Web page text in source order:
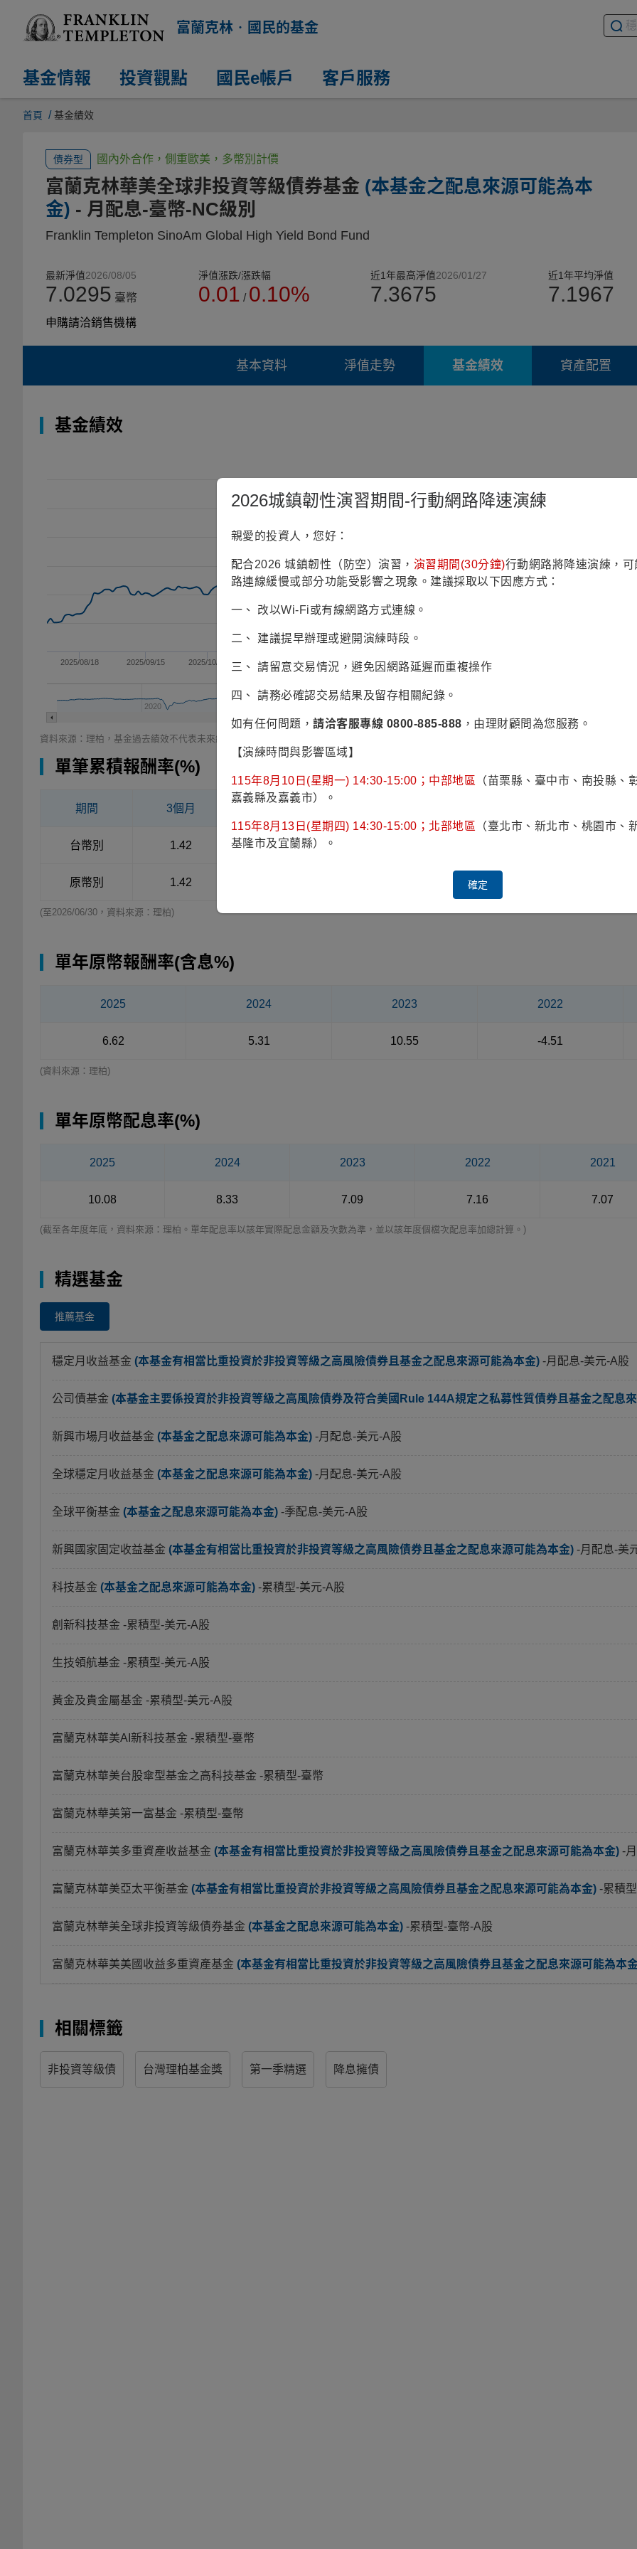
富蘭克林‧國民的基金
搜尋
請輸
基金情報 投資觀點 國民e帳戶 客戶服務
首頁 / 基金績效
債券型 國內外合作，側重歐美，多幣別計價
富蘭克林華美全球非投資等級債券基金 (本基金之配息來源可能為本
金) - 月配息-臺幣-NC級別
Franklin Templeton SinoAm Global High Yield Bond Fund
最新淨值2026/08/05
7.0295 臺幣
淨值漲跌/漲跌幅
0.01 / 0.10%
近1年最高淨值2026/01/27
7.3675
近1年平均淨值
7.1967
申購請洽銷售機構
基本資料 淨值走勢 基金績效 資產配置
基金績效
2020
2025/08/18 2025/09/15 2025/10/13 2025/11/10 2025/12/08 2026/01/05 2026/02/02
資料來源：理柏，基金過去績效不代表未來績效之表現。
單筆累積報酬率(%)
期間 3個月
台幣別 1.42 0.97
原幣別 1.42 10.21
(至2026/06/30，資料來源：理柏)
單年原幣報酬率(含息%)
2025 2024 2023 2022
6.62 5.31 10.55 -4.51
(資料來源：理柏)
單年原幣配息率(%)
2025 2024 2023 2022 2021
10.08 8.33 7.09 7.16 7.07
(截至各年度年底，資料來源：理柏。單年配息率以該年實際配息金額及次數為準，並以該年度個檔次配息率加總計算。)
精選基金
推薦基金
穩定月收益基金 (本基金有相當比重投資於非投資等級之高風險債券且基金之配息來源可能為本金) -月配息-美元-A股
公司債基金 (本基金主要係投資於非投資等級之高風險債券及符合美國Rule 144A規定之私募性質債券且基金之配息
新興市場月收益基金 (本基金之配息來源可能為本金) -月配息-美元-A股
全球穩定月收益基金 (本基金之配息來源可能為本金) -月配息-美元-A股
全球平衡基金 (本基金之配息來源可能為本金) -季配息-美元-A股
新興國家固定收益基金 (本基金有相當比重投資於非投資等級之高風險債券且基金之配息來源可能為本金) -月配息-美
科技基金 (本基金之配息來源可能為本金) -累積型-美元-A股
創新科技基金 -累積型-美元-A股
生技領航基金 -累積型-美元-A股
黃金及貴金屬基金 -累積型-美元-A股
富蘭克林華美AI新科技基金 -累積型-臺幣
富蘭克林華美台股傘型基金之高科技基金 -累積型-臺幣
富蘭克林華美第一富基金 -累積型-臺幣
富蘭克林華美多重資產收益基金 (本基金有相當比重投資於非投資等級之高風險債券且基金之配息來源可能為本金) -
富蘭克林華美亞太平衡基金 (本基金有相當比重投資於非投資等級之高風險債券且基金之配息來源可能為本金) -累積
富蘭克林華美全球非投資等級債券基金 (本基金之配息來源可能為本金) -累積型-臺幣-A股
富蘭克林華美美國收益多重資產基金 (本基金有相當比重投資於非投資等級之高風險債券且基金之配息來源可能為本
相關標籤
非投資等級債 台灣理柏基金獎 第一季精選 降息擁債
2026城鎮韌性演習期間-行動網路降速演練
親愛的投資人，您好：
配合2026 城鎮韌性（防空）演習， 演習期間(30分鐘)行動網路將降速演練，可
路連線緩慢或部分功能受影響之現象。建議採取以下因應方式：
一、 改以Wi-Fi或有線網路方式連線。
二、 建議提早辦理或避開演練時段。
三、 請留意交易情況，避免因網路延遲而重複操作
四、 請務必確認交易結果及留存相關紀錄。
如有任何問題， 請洽客服專線 0800-885-888 ，由理財顧問為您服務。
【演練時間與影響區域】
115年8月10日(星期一) 14:30-15:00；中部地區
（苗栗縣、臺中市、南投縣、
嘉義縣及嘉義市）。
115年8月13日(星期四) 14:30-15:00；北部地區
（臺北市、新北市、桃園市、
基隆市及宜蘭縣）。
確定